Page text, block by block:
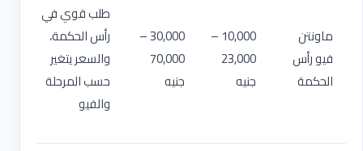
ماونتن
فيو رأس
الحكمة
10,000 –
23,000
جنيه
30,000 –
70,000
جنيه
طلب قوي في
رأس الحكمة،
والسعر يتغير
حسب المرحلة
والفيو